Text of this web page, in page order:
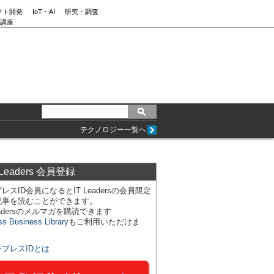
ト開発 IoT・AI
研究・調査
座
テクノロジー一覧へ
会員登録
スID会員になるとIT Leadersの会員限定
を読むことができます。
のメルマガを購読できます
Business Libraryもご利用いただけま
プレスIDとは